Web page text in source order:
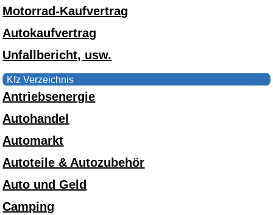
Motorrad-Kaufvertrag
Autokaufvertrag
Unfallbericht, usw.
Kfz Verzeichnis
Antriebsenergie
Autohandel
Automarkt
Autoteile & Autozubehör
Auto und Geld
Camping